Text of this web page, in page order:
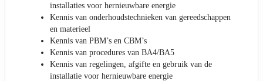
installaties voor hernieuwbare energie
Kennis van onderhoudstechnieken van gereedschappen
en materieel
Kennis van PBM’s en CBM’s
Kennis van procedures van BA4/BA5
Kennis van regelingen, afgifte en gebruik van de
installatie voor hernieuwbare energie